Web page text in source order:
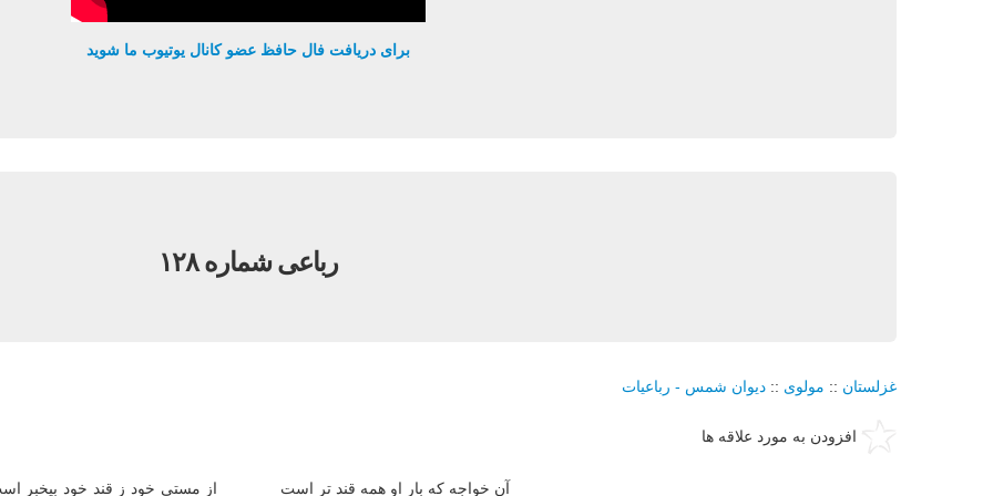
برای دریافت فال حافظ عضو کانال یوتیوب ما شوید
رباعی شماره ۱۲۸
غزلستان :: مولوی :: دیوان شمس - رباعیات
افزودن به مورد علاقه ها
آن خواجه که بار او همه قند تر است از مستی خود ز قند خود بیخبر